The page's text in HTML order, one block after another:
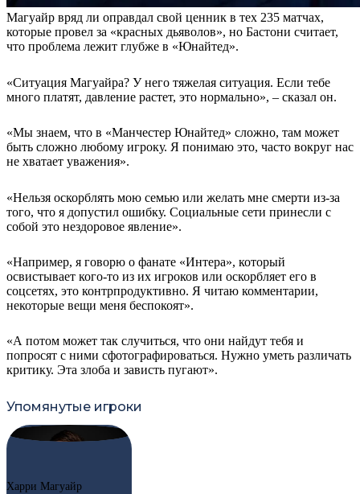
Магуайр вряд ли оправдал свой ценник в тех 235 матчах,
которые провел за «красных дьяволов», но Бастони считает,
что проблема лежит глубже в «Юнайтед».
«Ситуация Магуайра? У него тяжелая ситуация. Если тебе
много платят, давление растет, это нормально», – сказал он.
«Мы знаем, что в «Манчестер Юнайтед» сложно, там может
быть сложно любому игроку. Я понимаю это, часто вокруг нас
не хватает уважения».
«Нельзя оскорблять мою семью или желать мне смерти из-за
того, что я допустил ошибку. Социальные сети принесли с
собой это нездоровое явление».
«Например, я говорю о фанате «Интера», который
освистывает кого-то из их игроков или оскорбляет его в
соцсетях, это контрпродуктивно. Я читаю комментарии,
некоторые вещи меня беспокоят».
«А потом может так случиться, что они найдут тебя и
попросят с ними сфотографироваться. Нужно уметь различать
критику. Эта злоба и зависть пугают».
Упомянутые игроки
HM
Харри Магуайр